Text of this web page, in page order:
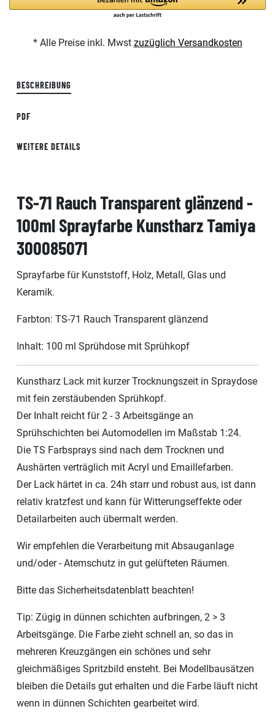
* Alle Preise inkl. Mwst zuzüglich Versandkosten
BESCHREIBUNG
PDF
WEITERE DETAILS
TS-71 Rauch Transparent glänzend -
100ml Sprayfarbe Kunstharz Tamiya
300085071
Sprayfarbe für Kunststoff, Holz, Metall, Glas und
Keramik.
Farbton: TS-71 Rauch Transparent glänzend
Inhalt: 100 ml Sprühdose mit Sprühkopf
Kunstharz Lack mit kurzer Trocknungszeit in Spraydose
mit fein zerstäubenden Sprühkopf.
Der Inhalt reicht für 2 - 3 Arbeitsgänge an
Sprühschichten bei Automodellen im Maßstab 1:24.
Die TS Farbsprays sind nach dem Trocknen und
Aushärten verträglich mit Acryl und Emaillefarben.
Der Lack härtet in ca. 24h starr und robust aus, ist dann
relativ kratzfest und kann für Witterungseffekte oder
Detailarbeiten auch übermalt werden.
Wir empfehlen die Verarbeitung mit Absauganlage
und/oder - Atemschutz in gut gelüfteten Räumen.
Bitte das Sicherheitsdatenblatt beachten!
Tip: Zügig in dünnen schichten aufbringen, 2 > 3
Arbeitsgänge. Die Farbe zieht schnell an, so das in
mehreren Kreuzgängen ein schönes und sehr
gleichmäßiges Spritzbild ensteht. Bei Modellbausätzen
bleiben die Details gut erhalten und die Farbe läuft nicht
wenn in dünnen Schichten gearbeitet wird.